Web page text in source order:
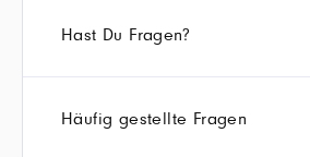
Hast Du Fragen?
Häufig gestellte Fragen